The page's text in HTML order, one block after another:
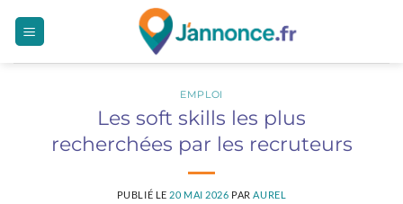
EMPLOI
Les soft skills les plus
recherchées par les recruteurs
PUBLIÉ LE 20 MAI 2026 PAR AUREL